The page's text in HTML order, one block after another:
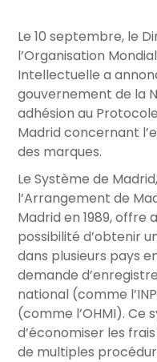
Le 10 septembre, le
l’Organisation
Intellectuelle a
gouvernement de la
adhésion au
Madrid concernant
des marques.
Le Système de
l’Arrangement de
Madrid en 1989, offre
possibilité d’obtenir
dans plusieurs pays
demande
national (comme
(comme l’OHMI). Ce
d’économiser les
de multiples